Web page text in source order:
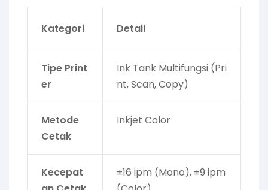
Kategori Detail
Tipe Print
er
Ink Tank Multifungsi (Pri
nt, Scan, Copy)
Metode
Cetak
Inkjet Color
Kecepat
±16 ipm (Mono), ±9 ipm